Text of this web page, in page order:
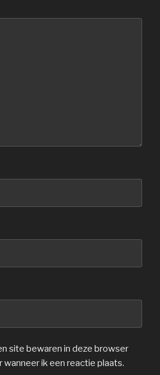
site bewaren in deze browser
ik een reactie plaats.